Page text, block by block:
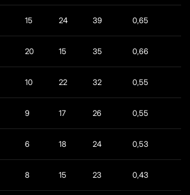
15 24 39 0,65
20 15 35 0,66
10 22 32 0,55
9 17 26 0,55
6 18 24 0,53
8 15 23 0,43